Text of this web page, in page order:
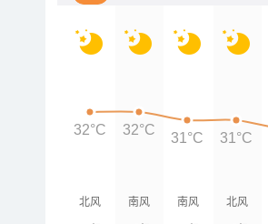
北风 南风 南风 北风
32°C 32°C
31°C 31°C